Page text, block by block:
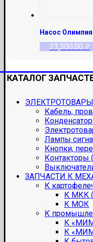
Насос
23,300.00 Р
КАТАЛОГ
ЭЛЕКТРОТОВАРЫ
Кабель,
Лампы
Кнопки,
Контакторы
ЗАПЧАСТИ К
К
К МКК
К МОК
К
К
К